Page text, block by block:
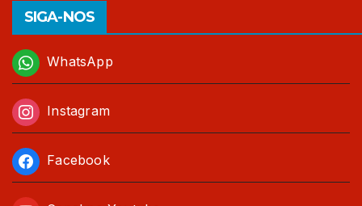
SIGA-NOS
WhatsApp
Instagram
Facebook